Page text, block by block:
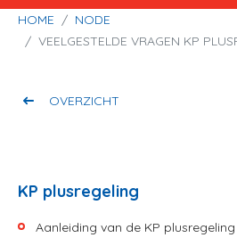
inhoud
Kruimelpad
HOME
NODE
VEELGESTELDE VRAGEN KP
OVERZICHT
KP plusregeling
Aanleiding van de KP plusregeling